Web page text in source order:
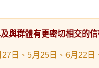
與群體有更密切相交的
日、5月25日、6月22日